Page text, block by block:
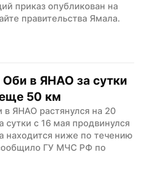
приказ опубликован на
правительства Ямала.
в ЯНАО за сутки
50 км
ЯНАО растянулся на 20
сутки с 16 мая продвинулся
находится ниже по течению
ГУ МЧС РФ по